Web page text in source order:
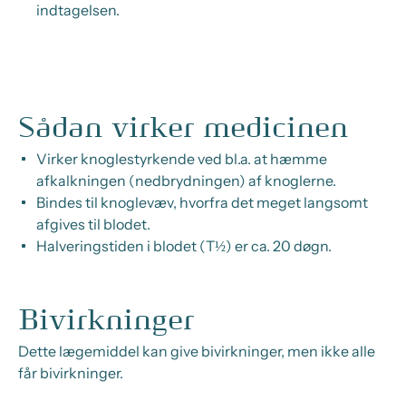
indtagelsen.
Sådan virker medicinen
Virker knoglestyrkende ved bl.a. at hæmme
afkalkningen (nedbrydningen) af knoglerne.
Bindes til knoglevæv, hvorfra det meget langsomt
afgives til blodet.
Halveringstiden i blodet (T½) er ca. 20 døgn.
Bivirkninger
Dette lægemiddel kan give bivirkninger, men ikke alle
får bivirkninger.